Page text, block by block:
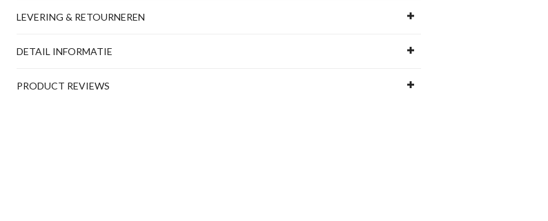
LEVERING & RETOURNEREN
DETAIL INFORMATIE
PRODUCT REVIEWS